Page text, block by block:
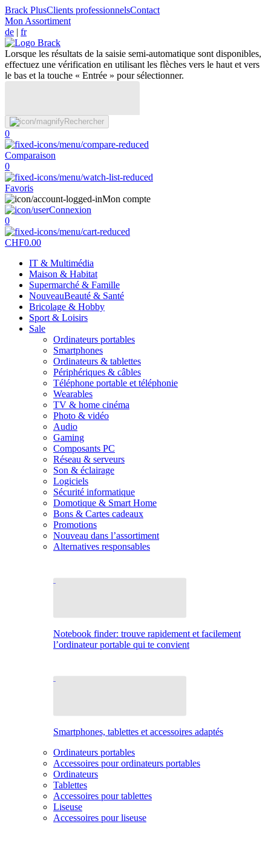
Brack PlusClients professionnelsContact
Mon Assortiment
de | fr
Lorsque les résultats de la saisie semi-automatique sont disponibles,
effectuez une vérification en utilisant les flèches vers le haut et vers
le bas et la touche « Entrée » pour sélectionner.
Rechercher
0
Comparaison
0
Favoris
Mon compte
Connexion
0
CHF0.00
IT & Multimédia
Maison & Habitat
Supermarché & Famille
NouveauBeauté & Santé
Bricolage & Hobby
Sport & Loisirs
Sale
Ordinateurs portables
Smartphones
Ordinateurs & tablettes
Périphériques & câbles
Téléphone portable et téléphonie
Wearables
TV & home cinéma
Photo & vidéo
Audio
Gaming
Composants PC
Réseau & serveurs
Son & éclairage
Logiciels
Sécurité informatique
Domotique & Smart Home
Bons & Cartes cadeaux
Promotions
Nouveau dans l’assortiment
Alternatives responsables
Notebook finder: trouve rapidement et facilement
l’ordinateur portable qui te convient
Smartphones, tablettes et accessoires adaptés
Ordinateurs portables
Accessoires pour ordinateurs portables
Ordinateurs
Tablettes
Accessoires pour tablettes
Liseuse
Accessoires pour liseuse